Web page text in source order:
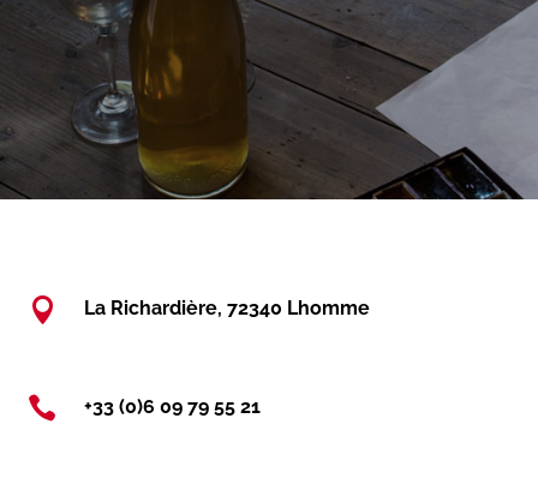
 La Richardière, 72340 Lhomme
 +33 (0)6 09 79 55 21